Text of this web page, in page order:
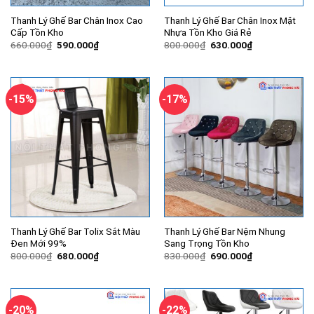
Thanh Lý Ghế Bar Chân Inox Cao
Cấp Tồn Kho
660.000₫ Giá
590.000₫Giá
hiện
590.000₫.
Thanh Lý Ghế Bar Chân Inox Mặt
Nhựa Tồn Kho Giá Rẻ
800.000₫ Giá
630.000₫Giá
hiện
630.000₫.
-15%
Thanh Lý Ghế Bar Tolix Sắt Màu
Đen Mới 99%
800.000₫ Giá
680.000₫Giá
hiện
680.000₫.
-17%
Thanh Lý Ghế Bar Nệm Nhung
Sang Trọng Tồn Kho
830.000₫ Giá
690.000₫Giá
hiện
690.000₫.
-20% -22%